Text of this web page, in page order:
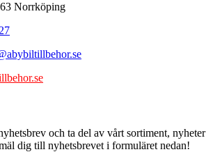
Norrköping
och ta del av vårt sortiment, nyheter
dig till nyhetsbrevet i formuläret nedan!